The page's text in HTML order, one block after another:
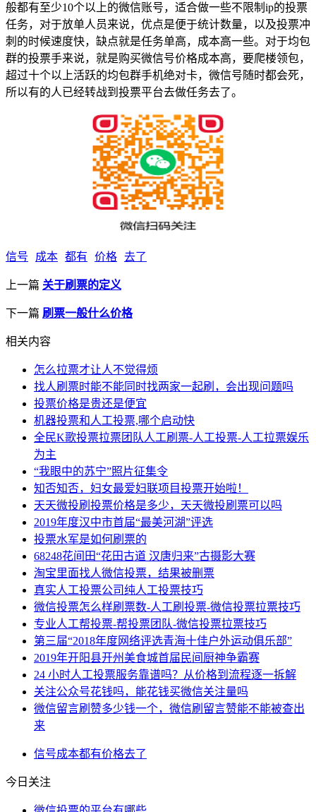
般都有至少10个以上的微信账号，适合做一些不限制ip的投票
任务，对于放单人员来说，优点是便于统计数量，以及投票冲
刺的时候速度快，缺点就是任务单高，成本高一些。对于均包
群的投票手来说，就是购买微信号价格成本高，要爬楼领包，
超过十个以上活跃的均包群手机绝对卡，微信号随时都会死，
所以有的人已经转战到投票平台去做任务去了。
信号 成本 都有 价格 去了
上一篇 关于刷票的定义
下一篇 刷票一般什么价格
相关内容
怎么拉票才让人不觉得烦
找人刷票时能不能同时找两家一起刷，会出现问题吗
投票价格是贵还是便宜
机器投票和人工投票,哪个启动快
全民K歌投票拉票团队人工刷票-人工投票-人工拉票娱乐
为主
“我眼中的苏宁”照片征集令
知否知否，妇女最爱妇联项目投票开始啦！
天天微投刷投票价格是多少，天天微投刷票可以吗
2019年度汉中市首届“最美河湖”评选
投票水军是如何刷票的
68248花间田“花田古道 汉唐归来”古摄影大赛
淘宝里面找人微信投票，结果被删票
真实人工投票公司纯人工投票技巧
微信投票怎么样刷票数-人工刷投票-微信投票拉票技巧
专业人工帮投票-帮投票团队-微信投票拉票技巧
第三届“2018年度网络评选青海十佳户外运动俱乐部”
2019年开阳县开州美食城首届民间厨神争霸赛
24 小时人工投票服务靠谱吗？从价格到流程逐一拆解
关注公众号花钱吗，能花钱买微信关注量吗
微信留言刷赞多少钱一个，微信刷留言赞能不能被查出
来
信号成本都有价格去了
今日关注